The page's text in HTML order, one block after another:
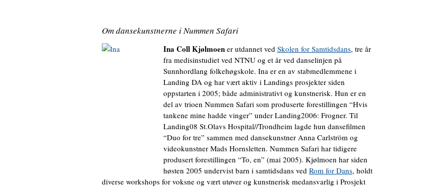
Om dansekunstnerne i Nummen Safari
Ina Coll Kjølmoen er utdannet ved Skolen for Samtidsdans, tre år
fra medisinstudiet ved NTNU og et år ved danselinjen på
Sunnhordlang folkehøgskole. Ina er en av stabmedlemmene i
Landing DA og har vært aktiv i Landings prosjekter siden
oppstarten i 2005; både administrativt og kunstnerisk. Hun er en
del av trioen Nummen Safari som produserte forestillingen “Hvis
tankene mine hadde vinger” under Landing2006: Frogner. Til
Landing08 St.Olavs Hospital//Trondheim lagde hun dansefilmen
“Duo for tre” sammen med dansekunstner Anna Carlström og
videokunstner Mads Hornsletten. Nummen Safari har tidigere
produsert forestillingen “To, en” (mai 2005). Kjølmoen har siden
høsten 2005 undervist barn i samtidsdans ved Rom for Dans, holdt
diverse workshops for voksne og vært utøver og kunstnerisk medansvarlig i Prosjekt